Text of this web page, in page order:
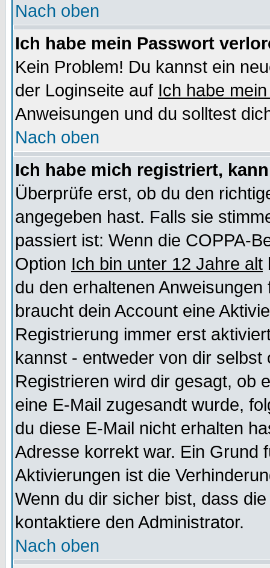
Nach oben
Ich habe mein Passwort
Kein Problem! Du kannst ein
der Loginseite auf Ich habe
Anweisungen und du solltest
Nach oben
Ich habe mich registriert,
Überprüfe erst, ob du den
angegeben hast. Falls sie
passiert ist: Wenn die COPPA-
Option Ich bin unter 12 Jahre alt
du den erhaltenen
braucht dein Account eine
Registrierung immer erst
kannst - entweder von dir selbst
Registrieren wird dir gesagt, ob
eine E-Mail zugesandt wurde,
du diese E-Mail nicht erhalten
Adresse korrekt war. Ein Grund
Aktivierungen ist die
Wenn du dir sicher bist, dass
kontaktiere den Administrator.
Nach oben